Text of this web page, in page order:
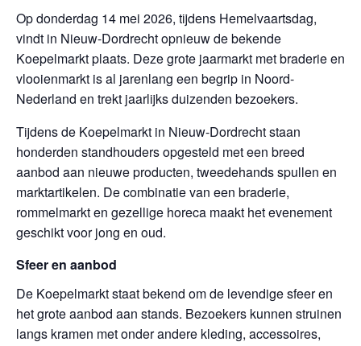
Op donderdag 14 mei 2026, tijdens Hemelvaartsdag,
vindt in Nieuw-Dordrecht opnieuw de bekende
Koepelmarkt plaats. Deze grote jaarmarkt met braderie en
vlooienmarkt is al jarenlang een begrip in Noord-
Nederland en trekt jaarlijks duizenden bezoekers.
Tijdens de Koepelmarkt in Nieuw-Dordrecht staan
honderden standhouders opgesteld met een breed
aanbod aan nieuwe producten, tweedehands spullen en
marktartikelen. De combinatie van een braderie,
rommelmarkt en gezellige horeca maakt het evenement
geschikt voor jong en oud.
Sfeer en aanbod
De Koepelmarkt staat bekend om de levendige sfeer en
het grote aanbod aan stands. Bezoekers kunnen struinen
langs kramen met onder andere kleding, accessoires,